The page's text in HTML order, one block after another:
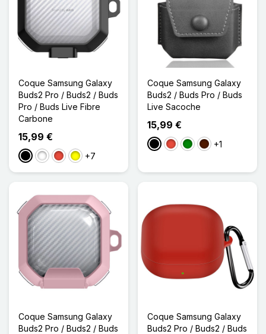
Coque Samsung Galaxy
Buds2 Pro / Buds2 / Buds
Pro / Buds Live Fibre
Carbone
15,99 €
NoirBlancRougeJaune
+7
Coque Samsung Galaxy
Buds2 / Buds Pro / Buds
Live Sacoche
15,99 €
NoirRougeVertMarron Foncé
+1
Coque Samsung Galaxy
Buds2 Pro / Buds2 / Buds
Coque Samsung Galaxy
Buds2 Pro / Buds2 / Buds